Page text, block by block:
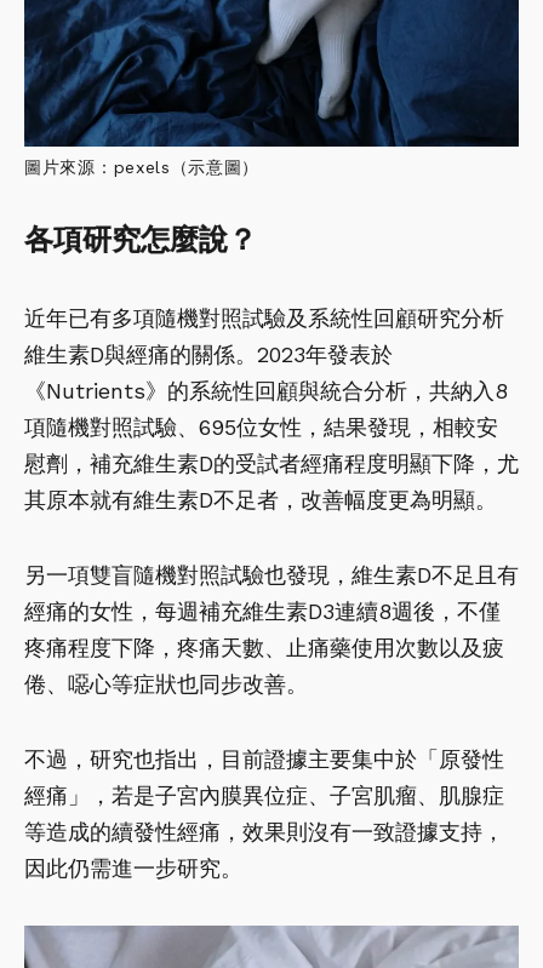
圖片來源：pexels（示意圖）
各項研究怎麼說？
近年已有多項隨機對照試驗及系統性回顧研究分析
維生素D與經痛的關係。2023年發表於
《Nutrients》的系統性回顧與統合分析，共納入8
項隨機對照試驗、695位女性，結果發現，相較安
慰劑，補充維生素D的受試者經痛程度明顯下降，尤
其原本就有維生素D不足者，改善幅度更為明顯。
另一項雙盲隨機對照試驗也發現，維生素D不足且有
經痛的女性，每週補充維生素D3連續8週後，不僅
疼痛程度下降，疼痛天數、止痛藥使用次數以及疲
倦、噁心等症狀也同步改善。
不過，研究也指出，目前證據主要集中於「原發性
經痛」，若是子宮內膜異位症、子宮肌瘤、肌腺症
等造成的續發性經痛，效果則沒有一致證據支持，
因此仍需進一步研究。